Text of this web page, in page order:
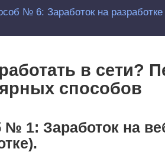
№ 6: Заработок на
в сети?
способов
№ 1: Заработок на